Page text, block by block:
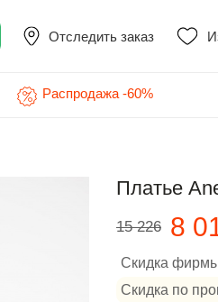
Отследить заказ
Распродажа -60%
Платье
15 226 8
Скидка
Скидка по